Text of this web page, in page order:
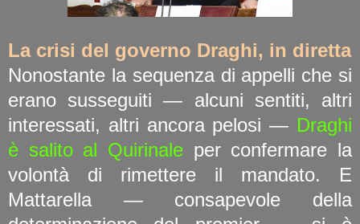
La crisi del governo Draghi, in diretta
Nonostante la sequenza di appelli che si
erano susseguiti — alcuni sentiti, altri
interessati, altri ancora pelosi — Draghi
è salito al Quirinale per confermare la
volontà di rimettere il mandato. E
Mattarella — consapevole della